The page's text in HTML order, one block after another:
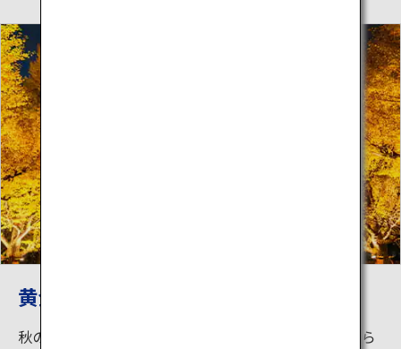
黄金に輝く秋夜のいちょう並木
秋のいちょう並木は、昼間の黄金色のトンネルも素晴ら